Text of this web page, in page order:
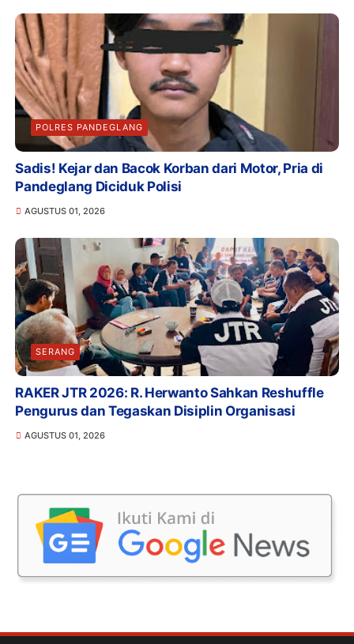
POLRES PANDEGLANG
Sadis! Kejar dan Bacok Korban dari Motor, Pria di
Pandeglang Diciduk Polisi
AGUSTUS 01, 2026
SERANG
RAKER JTR 2026: R. Herwanto Sahkan Reshuffle
Pengurus dan Tegaskan Disiplin Organisasi
AGUSTUS 01, 2026